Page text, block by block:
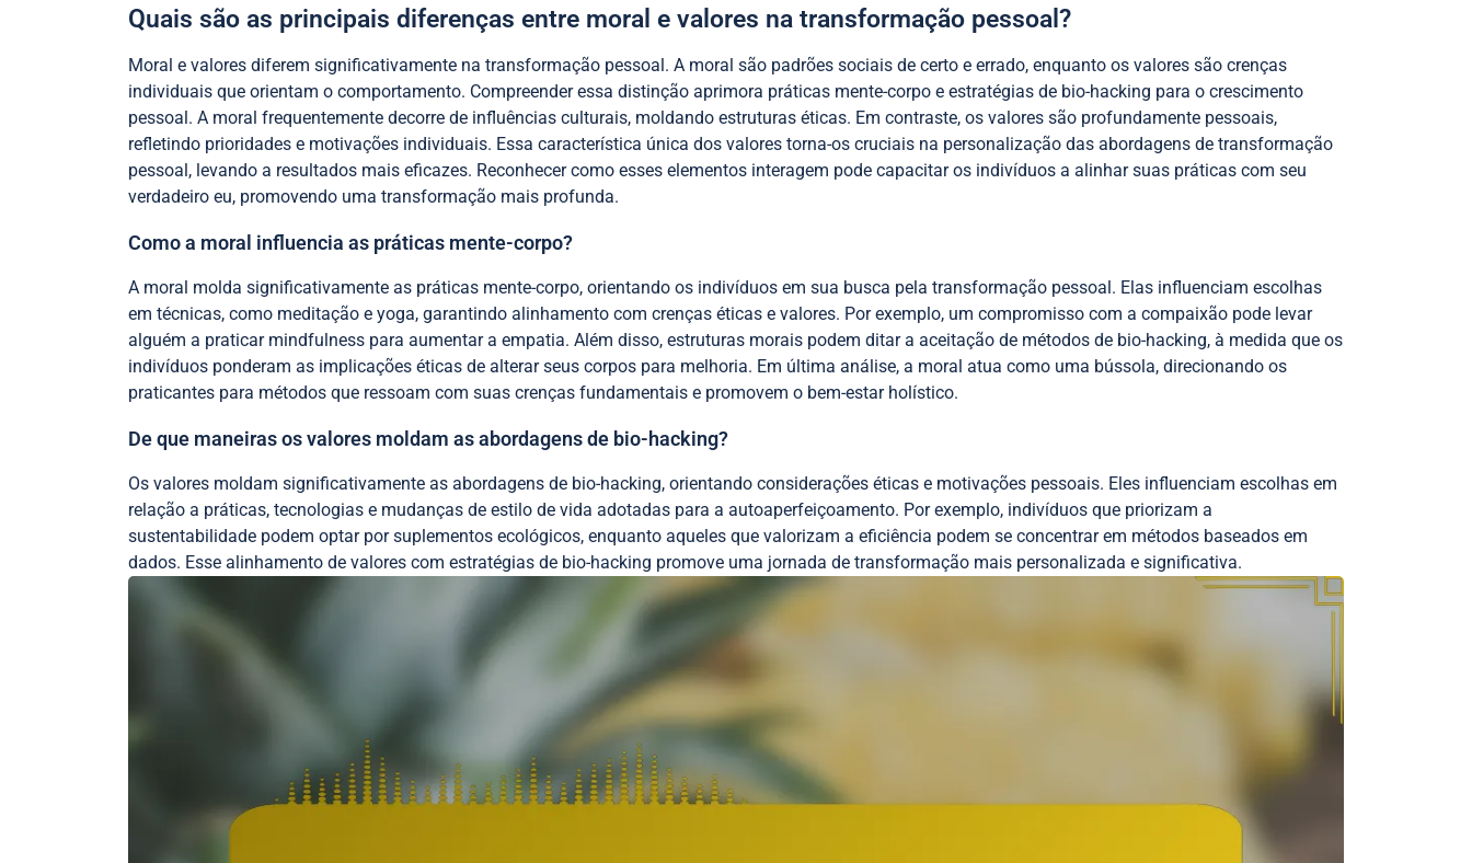
Quais são as principais diferenças entre moral e valores na transformação pessoal?
Moral e valores diferem significativamente na transformação pessoal. A moral são padrões sociais de certo e errado, enquanto os valores são crenças
individuais que orientam o comportamento. Compreender essa distinção aprimora práticas mente-corpo e estratégias de bio-hacking para o crescimento
pessoal. A moral frequentemente decorre de influências culturais, moldando estruturas éticas. Em contraste, os valores são profundamente pessoais,
refletindo prioridades e motivações individuais. Essa característica única dos valores torna-os cruciais na personalização das abordagens de transformação
pessoal, levando a resultados mais eficazes. Reconhecer como esses elementos interagem pode capacitar os indivíduos a alinhar suas práticas com seu
verdadeiro eu, promovendo uma transformação mais profunda.
Como a moral influencia as práticas mente-corpo?
A moral molda significativamente as práticas mente-corpo, orientando os indivíduos em sua busca pela transformação pessoal. Elas influenciam escolhas
em técnicas, como meditação e yoga, garantindo alinhamento com crenças éticas e valores. Por exemplo, um compromisso com a compaixão pode levar
alguém a praticar mindfulness para aumentar a empatia. Além disso, estruturas morais podem ditar a aceitação de métodos de bio-hacking, à medida que os
indivíduos ponderam as implicações éticas de alterar seus corpos para melhoria. Em última análise, a moral atua como uma bússola, direcionando os
praticantes para métodos que ressoam com suas crenças fundamentais e promovem o bem-estar holístico.
De que maneiras os valores moldam as abordagens de bio-hacking?
Os valores moldam significativamente as abordagens de bio-hacking, orientando considerações éticas e motivações pessoais. Eles influenciam escolhas em
relação a práticas, tecnologias e mudanças de estilo de vida adotadas para a autoaperfeiçoamento. Por exemplo, indivíduos que priorizam a
sustentabilidade podem optar por suplementos ecológicos, enquanto aqueles que valorizam a eficiência podem se concentrar em métodos baseados em
dados. Esse alinhamento de valores com estratégias de bio-hacking promove uma jornada de transformação mais personalizada e significativa.